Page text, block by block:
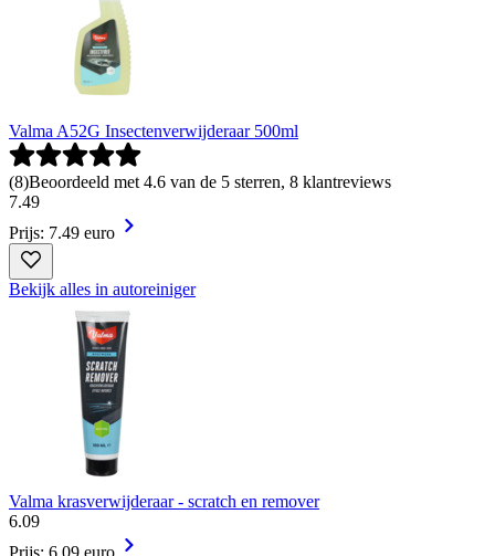
Valma A52G Insectenverwijderaar 500ml
(8)Beoordeeld met 4.6 van de 5 sterren, 8 klantreviews
7.49
Prijs: 7.49 euro
Bekijk alles in autoreiniger
Valma krasverwijderaar - scratch en remover
6.09
Prijs: 6.09 euro